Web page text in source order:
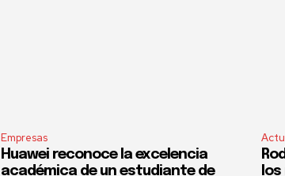
Empresas
Huawei reconoce la excelencia
académica de un estudiante de